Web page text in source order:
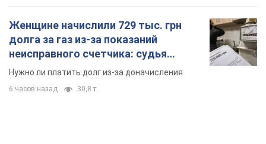
Женщине начислили 729 тыс. грн
долга за газ из-за показаний
неисправного счетчика: судья
вынес неожиданное решение
Нужно ли платить долг из-за доначисления
6 часов назад 30,8 т.